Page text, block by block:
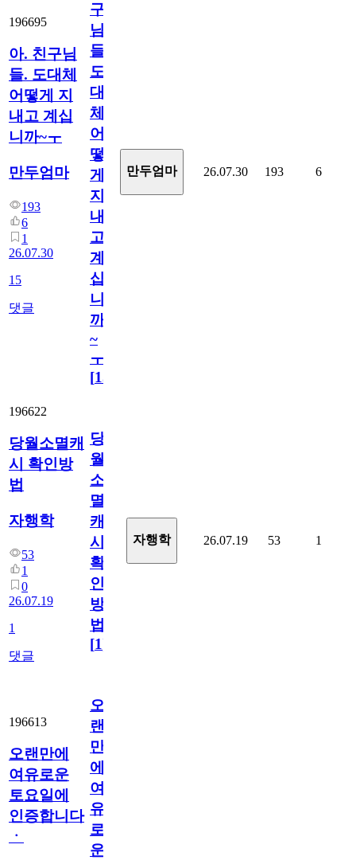
196695
아. 친구님
들. 도대체
어떻게 지
내고 계십
니까~ㅜ
만두엄마
193
6
1
26.07.30
15
댓글
구
님
들.
도
대
체
어
떻
게
지
내
고
계
십
니
까
~
ㅜ
[15
만두엄마 26.07.30 193 6
196622
당월소멸캐
시 확인방
법
자행학
53
1
0
26.07.19
1
댓글
당
월
소
멸
캐
시
확
인
방
법
[1]
자행학 26.07.19 53 1
196613
오랜만에
여유로운
토요일에
인증합니다
ㆍ
오
랜
만
에
여
유
로
운